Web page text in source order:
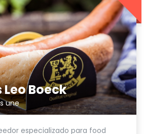
Boeck
une
especializado para food